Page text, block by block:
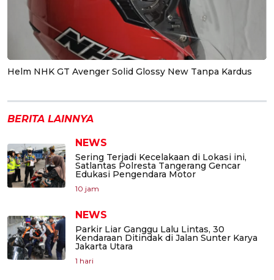
Helm NHK GT Avenger Solid Glossy New Tanpa Kardus
BERITA LAINNYA
NEWS
Sering Terjadi Kecelakaan di Lokasi ini,
Satlantas Polresta Tangerang Gencar
Edukasi Pengendara Motor
10 jam
NEWS
Parkir Liar Ganggu Lalu Lintas, 30
Kendaraan Ditindak di Jalan Sunter Karya
Jakarta Utara
1 hari